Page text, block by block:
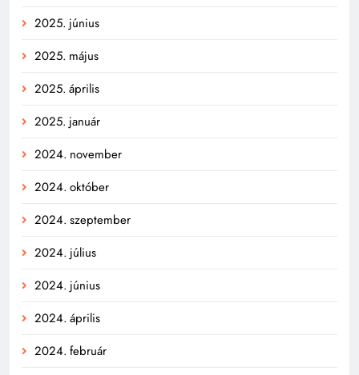
2025. június
2025. május
2025. április
2025. január
2024. november
2024. október
2024. szeptember
2024. július
2024. június
2024. április
2024. február